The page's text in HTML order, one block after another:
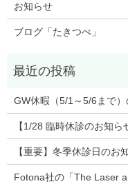
お知らせ
ブログ「たきつべ」
GW休暇（5/1～5/6まで
【1/28 臨時休診のお知ら
【重要】冬季休診日のお
Fotona社の「The Laser